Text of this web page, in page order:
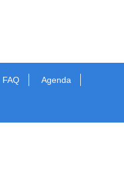
FAQ Agenda